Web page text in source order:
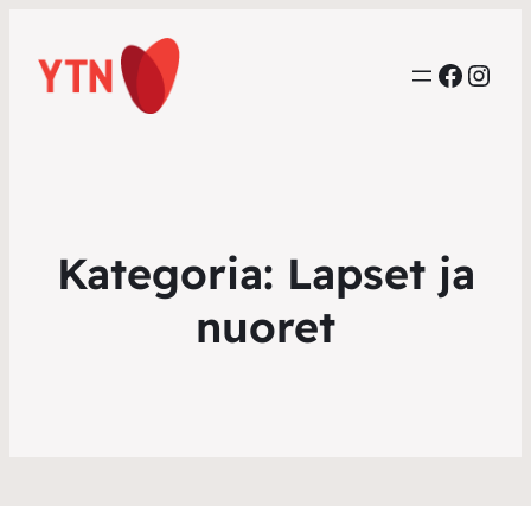
Kategoria: Lapset ja
nuoret